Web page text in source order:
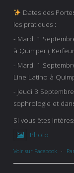
Dates des
les pratiques :
- Mardi 1
à Quimper (
- Mardi 1
Line Latino à
- Jeudi 3
sophrologie et
Si vous êtes
Photo
Voir sur Facebook ·